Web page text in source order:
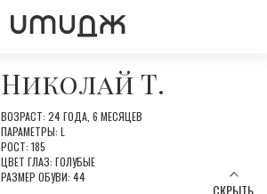
Николай Т.
ВОЗРАСТ: 24 ГОДА, 6 МЕСЯЦЕВ
ПАРАМЕТРЫ: L
РОСТ: 185
ЦВЕТ ГЛАЗ: ГОЛУБЫЕ
РАЗМЕР ОБУВИ: 44
СКРЫТЬ